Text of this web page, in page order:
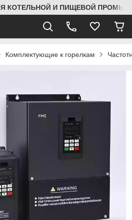
КОТЕЛЬНОЙ И ПИЩЕВОЙ
Комплектующие к горелкам